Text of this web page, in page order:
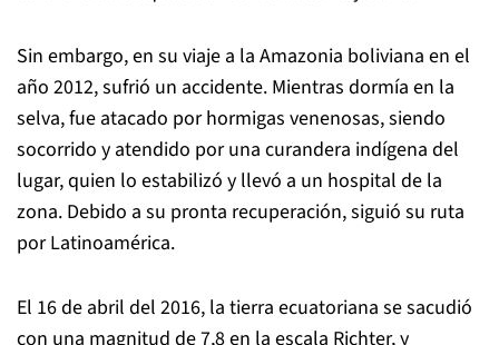
Sin embargo, en su viaje a la Amazonia boliviana en el
año 2012, sufrió un accidente. Mientras dormía en la
selva, fue atacado por hormigas venenosas, siendo
socorrido y atendido por una curandera indígena del
lugar, quien lo estabilizó y llevó a un hospital de la
zona. Debido a su pronta recuperación, siguió su ruta
por Latinoamérica.
El 16 de abril del 2016, la tierra ecuatoriana se sacudió
con una magnitud de 7,8 en la escala Richter, y